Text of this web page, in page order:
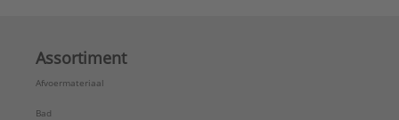
Assortiment
Afvoermateriaal
Bad